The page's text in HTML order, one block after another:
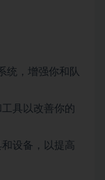
统，增强你和队
具以改善你的
设备，以提高